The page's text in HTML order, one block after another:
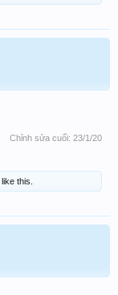
Chỉnh sửa cuối: 23/1/20
like this.